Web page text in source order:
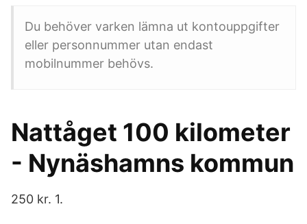
Du behöver varken lämna ut kontouppgifter
eller personnummer utan endast
mobilnummer behövs.
Nattåget 100 kilometer
- Nynäshamns kommun
250 kr. 1.